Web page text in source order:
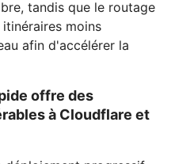
tandis que le routage
moins
afin d'accélérer la
offre des
à Cloudflare et